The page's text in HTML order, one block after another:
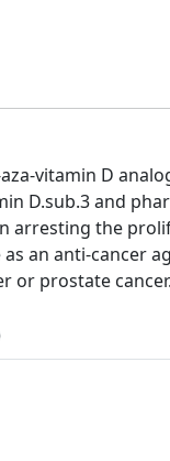
vitamin D
D.sub.3 and
arresting the
an anti-cancer
or prostate cancer.